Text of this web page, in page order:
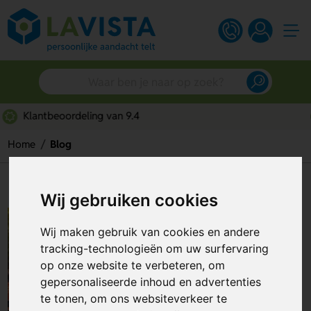
Wij gebruiken cookies
Wij maken gebruik van cookies en andere
tracking-technologieën om uw surfervaring
op onze website te verbeteren, om
gepersonaliseerde inhoud en advertenties
te tonen, om ons websiteverkeer te
Snelle persoonlijke service
Home Blog
Blog